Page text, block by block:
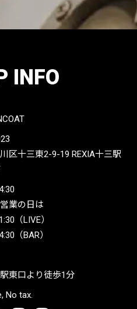
INFO
区十三東2-9-19 REXIA十三駅
業の日は
（LIVE）
（BAR）
東口より徒歩1分
No tax.